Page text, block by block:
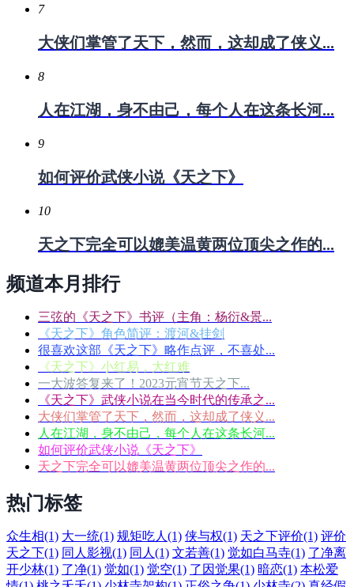
7
大侠们掌管了天下，然而，这却成了侠义...
8
人在江湖，身不由己，每个人在这条长河...
9
如何评价武侠小说《天之下》
10
天之下完全可以媲美温黄两位顶尖之作的...
频道本月排行
三弦的《天之下》书评（主角：杨衍&景...
《天之下》角色简评：渡河&挂剑
很喜欢这部《天之下》略作点评，不喜处...
《天之下》小红易，大红难
一大波答复来了！2023元宵节天之下...
《天之下》武侠小说在当今时代的传承之...
大侠们掌管了天下，然而，这却成了侠义...
人在江湖，身不由己，每个人在这条长河...
如何评价武侠小说《天之下》
天之下完全可以媲美温黄两位顶尖之作的...
热门标签
众生相(1) 大一统(1) 规矩吃人(1) 侠与权(1) 天之下评价(1) 评价
天之下(1) 同人影视(1) 同人(1) 文若善(1) 觉如白马寺(1) 了净离
开少林(1) 了净(1) 觉如(1) 觉空(1) 了因觉果(1) 暗恋(1) 本松爱